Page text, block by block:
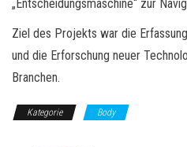
„Entscheidungsmaschine“ zur
Ziel des Projekts war die
und die Erforschung neuer
Branchen.
Kategorie Body